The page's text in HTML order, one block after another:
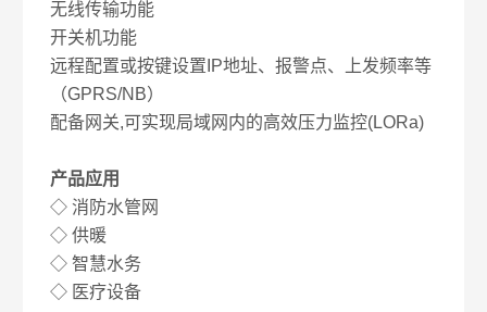
无线传输功能
开关机功能
远程配置或按键设置 IP地址、报警点、上发频率等
（GPRS/NB）
配备网关,可实现局域网内的高效压力监控(LORa)
产品应用
◇ 消防水管网
◇ 供暖
◇ 智慧水务
◇ 医疗设备